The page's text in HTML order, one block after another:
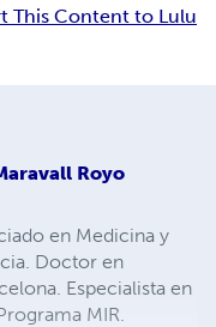
This Content to Lulu
Royo
en Medicina y
Doctor en
Especialista en
MIR.